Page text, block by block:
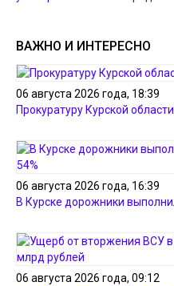
ВАЖНО И ИНТЕРЕСНО
06 августа 2026 года, 18:39
Прокуратуру Курской
06 августа 2026 года, 16:39
В Курске дорожники
06 августа 2026 года, 09:12